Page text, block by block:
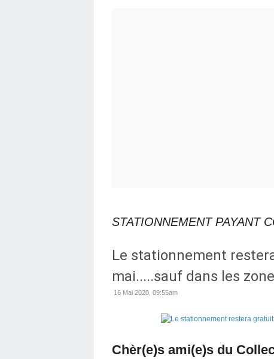
STATIONNEMENT PAYANT
Le stationnement
mai.....sauf dans les
16 Mai 2020, 09:55am
Chèr(e)s ami(e)s du